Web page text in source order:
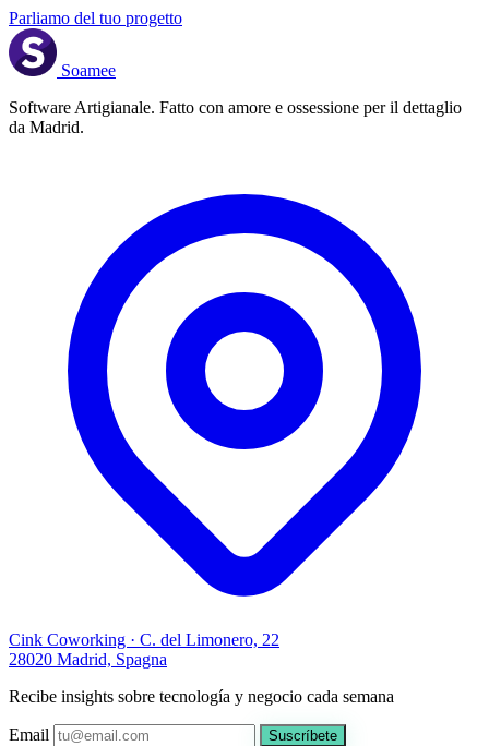
Parliamo del tuo progetto
Soamee
Software Artigianale. Fatto con amore e ossessione per il dettaglio
da Madrid.
Cink Coworking · C. del Limonero, 22
28020 Madrid, Spagna
Recibe insights sobre tecnología y negocio cada semana
Email Suscríbete